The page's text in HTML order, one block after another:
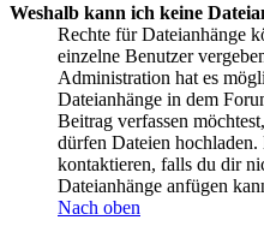
Weshalb kann ich keine
Rechte für Dateianhänge
einzelne Benutzer
Administration hat es
Dateianhänge in dem
Beitrag verfassen
dürfen Dateien
kontaktieren, falls du dir
Dateianhänge anfügen
Nach oben